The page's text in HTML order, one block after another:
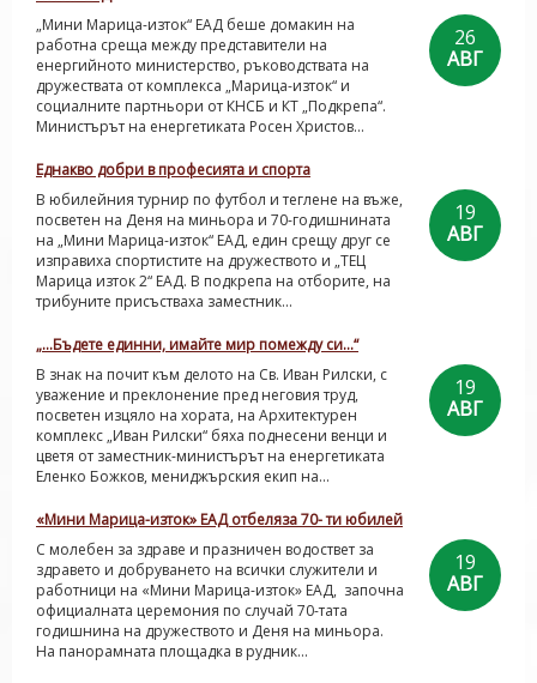
26
АВГ
„Мини Марица-изток“ ЕАД беше домакин на
работна среща между представители на
енергийното министерство, ръководствата на
дружествата от комплекса „Марица-изток“ и
социалните партньори от КНСБ и КТ „Подкрепа“.
Министърът на енергетиката Росен Христов...
Еднакво добри в професията и спорта
19
АВГ
В юбилейния турнир по футбол и теглене на въже,
посветен на Деня на миньора и 70-годишнината
на „Мини Марица-изток“ ЕАД, един срещу друг се
изправиха спортистите на дружеството и „ТЕЦ
Марица изток 2“ ЕАД. В подкрепа на отборите, на
трибуните присъстваха заместник...
„…Бъдете единни, имайте мир помежду си…“
19
АВГ
В знак на почит към делото на Св. Иван Рилски, с
уважение и преклонение пред неговия труд,
посветен изцяло на хората, на Архитектурен
комплекс „Иван Рилски“ бяха поднесени венци и
цветя от заместник-министърът на енергетиката
Еленко Божков, мениджърския екип на...
«Мини Марица-изток» ЕАД отбеляза 70- ти юбилей
19
АВГ
С молебен за здраве и празничен водоствет за
здравето и добруването на всички служители и
работници на «Мини Марица-изток» ЕАД, започна
официалната церемония по случай 70-тата
годишнина на дружеството и Деня на миньора.
На панорамната площадка в рудник...